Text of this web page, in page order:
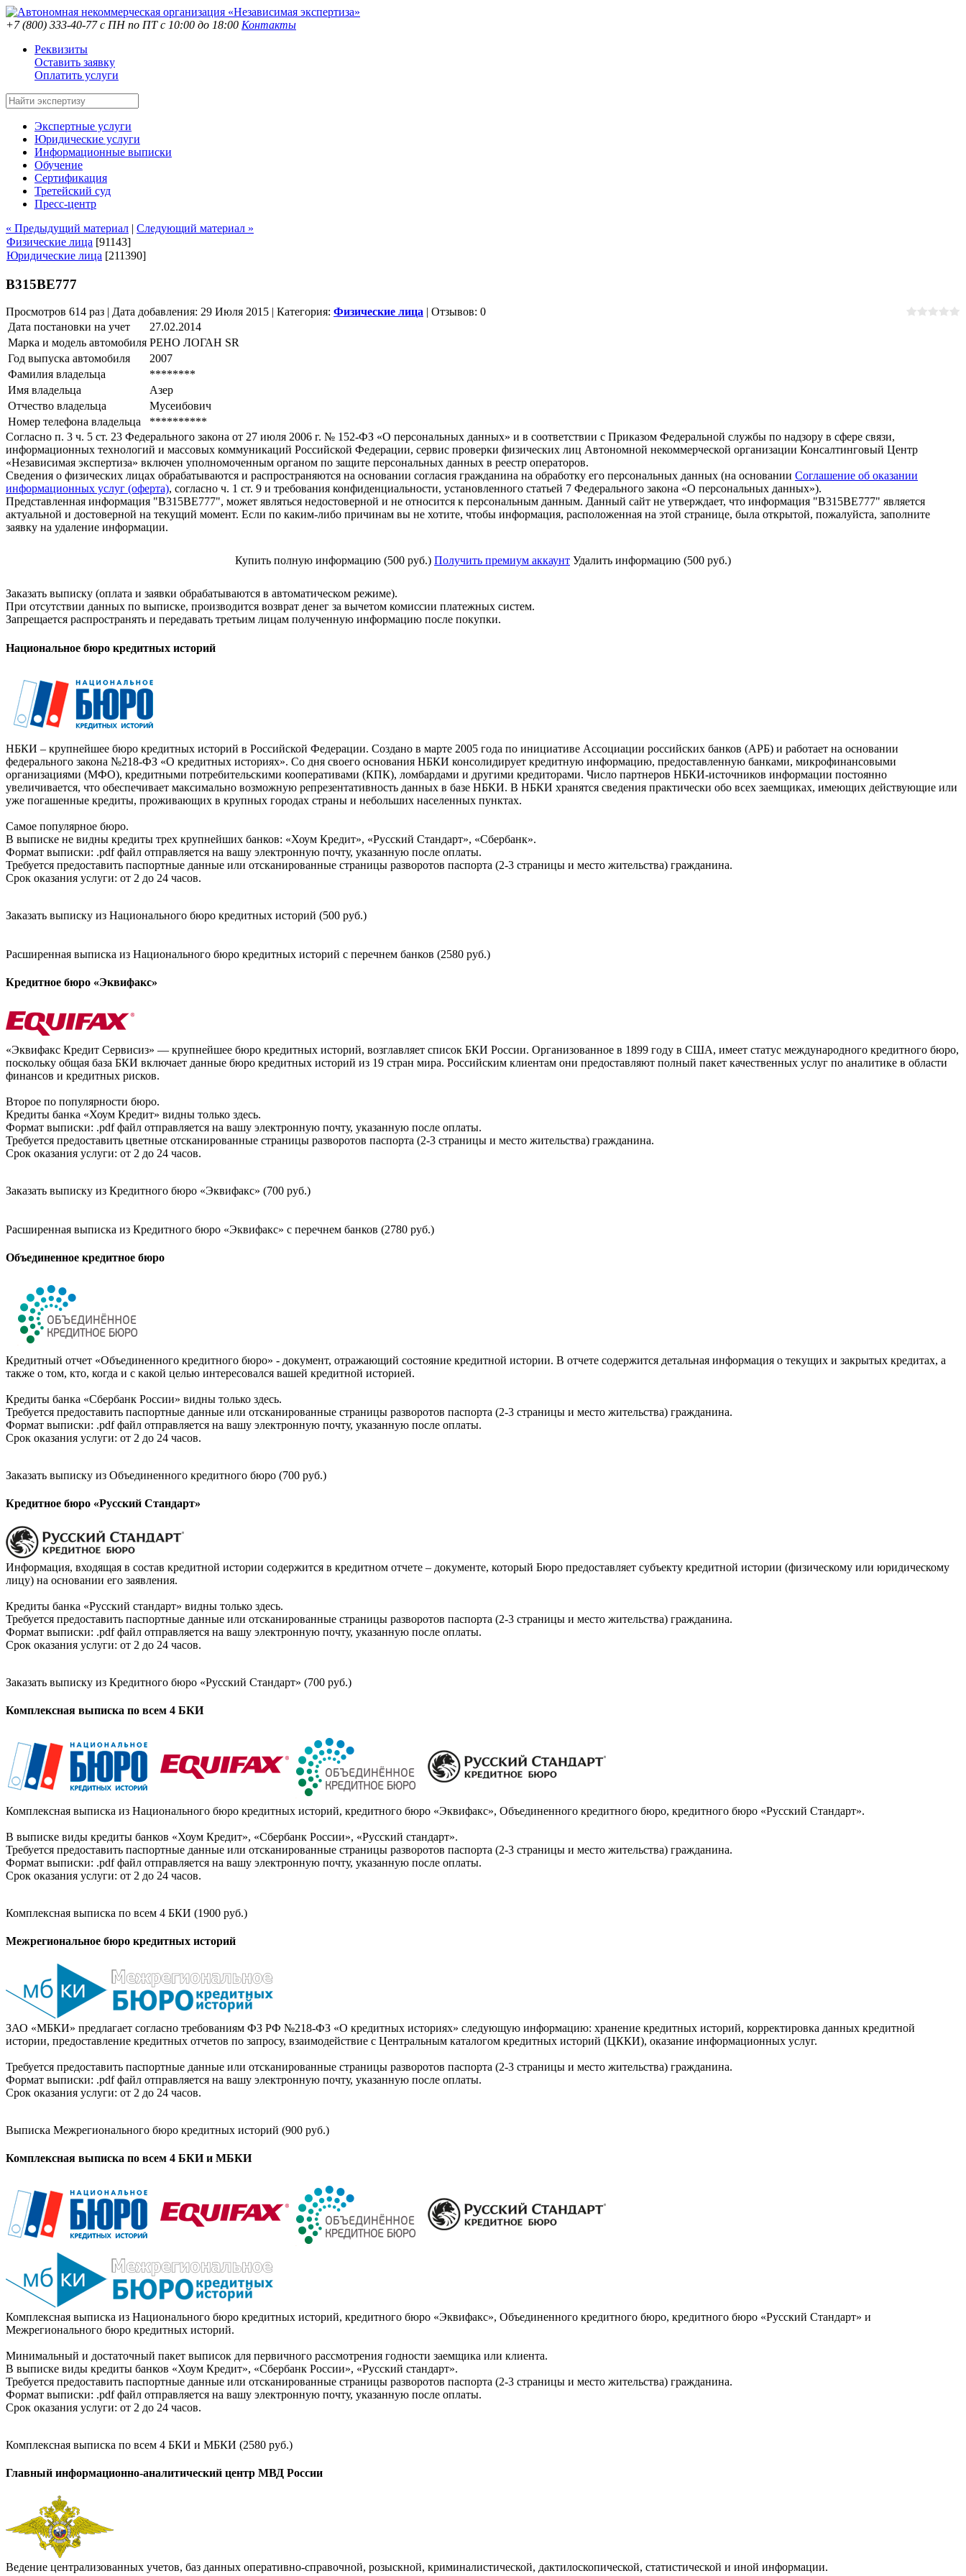
+7 (800) 333-40-77с ПН по ПТ с 10:00 до 18:00 Контакты
Реквизиты
Оставить заявку
Оплатить услуги
Экспертные услуги
Юридические услуги
Информационные выписки
Обучение
Сертификация
Третейский суд
Пресс-центр
« Предыдущий материал | Следующий материал »
Физические лица [91143]
Юридические лица [211390]
В315ВЕ777
Просмотров 614 раз | Дата добавления: 29 Июля 2015 | Категория: Физические лица | Отзывов: 0
Дата постановки на учет
27.02.2014
Марка и модель автомобиля РЕНО ЛОГАН SR
Год выпуска автомобиля
2007
Фамилия владельца
********
Имя владельца
Азер
Отчество владельца
Мусеибович
Номер телефона владельца
**********
Согласно п. 3 ч. 5 ст. 23 Федерального закона от 27 июля 2006 г. № 152-ФЗ «О персональных данных» и в соответствии с Приказом Федеральной службы по надзору в сфере связи,
информационных технологий и массовых коммуникаций Российской Федерации, сервис проверки физических лиц Автономной некоммерческой организации Консалтинговый Центр
«Независимая экспертиза» включен уполномоченным органом по защите персональных данных в реестр операторов.
Сведения о физических лицах обрабатываются и распространяются на основании согласия гражданина на обработку его персональных данных (на основании Соглашение об оказании
информационных услуг (оферта), согласно ч. 1 ст. 9 и требования конфиденциальности, установленного статьей 7 Федерального закона «О персональных данных»).
Представленная информация "В315ВЕ777", может являться недостоверной и не относится к персональным данным. Данный сайт не утверждает, что информация "В315ВЕ777" является
актуальной и достоверной на текущий момент. Если по каким-либо причинам вы не хотите, чтобы информация, расположенная на этой странице, была открытой, пожалуйста, заполните
заявку на удаление информации.
Купить полную информацию (500 руб.) Получить премиум аккаунт Удалить информацию (500 руб.)
Заказать выписку (оплата и заявки обрабатываются в автоматическом режиме).
При отсутствии данных по выписке, производится возврат денег за вычетом комиссии платежных систем.
Запрещается распространять и передавать третьим лицам полученную информацию после покупки.
Национальное бюро кредитных историй
НБКИ – крупнейшее бюро кредитных историй в Российской Федерации. Создано в марте 2005 года по инициативе Ассоциации российских банков (АРБ) и работает на основании
федерального закона №218-ФЗ «О кредитных историях». Со дня своего основания НБКИ консолидирует кредитную информацию, предоставленную банками, микрофинансовыми
организациями (МФО), кредитными потребительскими кооперативами (КПК), ломбардами и другими кредиторами. Число партнеров НБКИ-источников информации постоянно
увеличивается, что обеспечивает максимально возможную репрезентативность данных в базе НБКИ. В НБКИ хранятся сведения практически обо всех заемщиках, имеющих действующие или
уже погашенные кредиты, проживающих в крупных городах страны и небольших населенных пунктах.
Самое популярное бюро.
В выписке не видны кредиты трех крупнейших банков: «Хоум Кредит», «Русский Стандарт», «Сбербанк».
Формат выписки: .pdf файл отправляется на вашу электронную почту, указанную после оплаты.
Требуется предоставить паспортные данные или отсканированные страницы разворотов паспорта (2-3 страницы и место жительства) гражданина.
Срок оказания услуги: от 2 до 24 часов.
Заказать выписку из Национального бюро кредитных историй (500 руб.)
Расширенная выписка из Национального бюро кредитных историй с перечнем банков (2580 руб.)
Кредитное бюро «Эквифакс»
«Эквифакс Кредит Сервисиз» — крупнейшее бюро кредитных историй, возглавляет список БКИ России. Организованное в 1899 году в США, имеет статус международного кредитного бюро,
поскольку общая база БКИ включает данные бюро кредитных историй из 19 стран мира. Российским клиентам они предоставляют полный пакет качественных услуг по аналитике в области
финансов и кредитных рисков.
Второе по популярности бюро.
Кредиты банка «Хоум Кредит» видны только здесь.
Формат выписки: .pdf файл отправляется на вашу электронную почту, указанную после оплаты.
Требуется предоставить цветные отсканированные страницы разворотов паспорта (2-3 страницы и место жительства) гражданина.
Срок оказания услуги: от 2 до 24 часов.
Заказать выписку из Кредитного бюро «Эквифакс» (700 руб.)
Расширенная выписка из Кредитного бюро «Эквифакс» с перечнем банков (2780 руб.)
Объединенное кредитное бюро
Кредитный отчет «Объединенного кредитного бюро» - документ, отражающий состояние кредитной истории. В отчете содержится детальная информация о текущих и закрытых кредитах, а
также о том, кто, когда и с какой целью интересовался вашей кредитной историей.
Кредиты банка «Сбербанк России» видны только здесь.
Требуется предоставить паспортные данные или отсканированные страницы разворотов паспорта (2-3 страницы и место жительства) гражданина.
Формат выписки: .pdf файл отправляется на вашу электронную почту, указанную после оплаты.
Срок оказания услуги: от 2 до 24 часов.
Заказать выписку из Объединенного кредитного бюро (700 руб.)
Кредитное бюро «Русский Стандарт»
Информация, входящая в состав кредитной истории содержится в кредитном отчете – документе, который Бюро предоставляет субъекту кредитной истории (физическому или юридическому
лицу) на основании его заявления.
Кредиты банка «Русский стандарт» видны только здесь.
Требуется предоставить паспортные данные или отсканированные страницы разворотов паспорта (2-3 страницы и место жительства) гражданина.
Формат выписки: .pdf файл отправляется на вашу электронную почту, указанную после оплаты.
Срок оказания услуги: от 2 до 24 часов.
Заказать выписку из Кредитного бюро «Русский Стандарт» (700 руб.)
Комплексная выписка по всем 4 БКИ
Комплексная выписка из Национального бюро кредитных историй, кредитного бюро «Эквифакс», Объединенного кредитного бюро, кредитного бюро «Русский Стандарт».
В выписке виды кредиты банков «Хоум Кредит», «Сбербанк России», «Русский стандарт».
Требуется предоставить паспортные данные или отсканированные страницы разворотов паспорта (2-3 страницы и место жительства) гражданина.
Формат выписки: .pdf файл отправляется на вашу электронную почту, указанную после оплаты.
Срок оказания услуги: от 2 до 24 часов.
Комплексная выписка по всем 4 БКИ (1900 руб.)
Межрегиональное бюро кредитных историй
ЗАО «МБКИ» предлагает согласно требованиям ФЗ РФ №218-ФЗ «О кредитных историях» следующую информацию: хранение кредитных историй, корректировка данных кредитной
истории, предоставление кредитных отчетов по запросу, взаимодействие с Центральным каталогом кредитных историй (ЦККИ), оказание информационных услуг.
Требуется предоставить паспортные данные или отсканированные страницы разворотов паспорта (2-3 страницы и место жительства) гражданина.
Формат выписки: .pdf файл отправляется на вашу электронную почту, указанную после оплаты.
Срок оказания услуги: от 2 до 24 часов.
Выписка Межрегионального бюро кредитных историй (900 руб.)
Комплексная выписка по всем 4 БКИ и МБКИ
Комплексная выписка из Национального бюро кредитных историй, кредитного бюро «Эквифакс», Объединенного кредитного бюро, кредитного бюро «Русский Стандарт» и
Межрегионального бюро кредитных историй.
Минимальный и достаточный пакет выписок для первичного рассмотрения годности заемщика или клиента.
В выписке виды кредиты банков «Хоум Кредит», «Сбербанк России», «Русский стандарт».
Требуется предоставить паспортные данные или отсканированные страницы разворотов паспорта (2-3 страницы и место жительства) гражданина.
Формат выписки: .pdf файл отправляется на вашу электронную почту, указанную после оплаты.
Срок оказания услуги: от 2 до 24 часов.
Комплексная выписка по всем 4 БКИ и МБКИ (2580 руб.)
Главный информационно-аналитический центр МВД России
Ведение централизованных учетов, баз данных оперативно-справочной, розыскной, криминалистической, дактилоскопической, статистической и иной информации.